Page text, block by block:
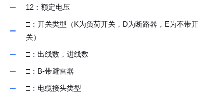
12：额定电压
□：开关类型（K为负荷开关，D为断路器，E为不带开
关）
□：出线数，进线数​
□：B-带避雷器​
□：电缆接头类型​